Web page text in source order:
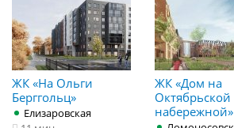
ЖК «На Ольги
Берггольц»
Елизаровская
ЖК «Дом на
Октябрьской
набережной»